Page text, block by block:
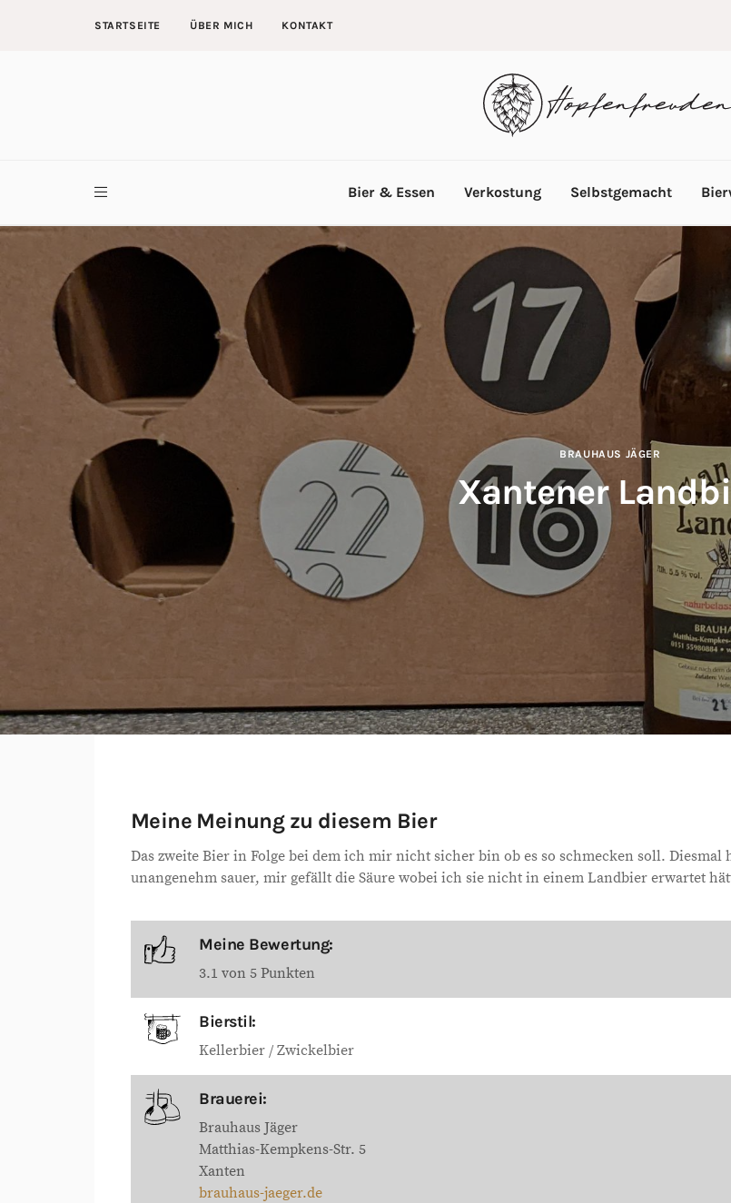
STARTSEITE ÜBER MICH KONTAKT
Bier & Essen Verkostung Selbstgemacht
BRAUHAUS JÄGER
Xantener
Meine Meinung zu diesem Bier
Das zweite Bier in Folge bei dem ich mir nicht sicher bin ob es so schmecken soll.
unangenehm sauer, mir gefällt die Säure wobei ich sie nicht in einem Landbier erwartet
Meine Bewertung:
3.1 von 5 Punkten
Bierstil:
Kellerbier / Zwickelbier
Brauerei:
Brauhaus Jäger
Matthias-Kempkens-Str. 5
Xanten
brauhaus-jaeger.de